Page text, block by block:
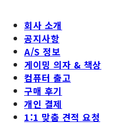
회사 소개
공지사항
A/S 정보
게이밍 의자 & 책상
컴퓨터 출고
구매 후기
개인 결제
1:1 맞춤 견적 요청